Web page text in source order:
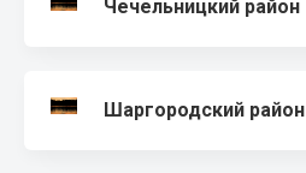
Чечельницкий район
Шаргородский район